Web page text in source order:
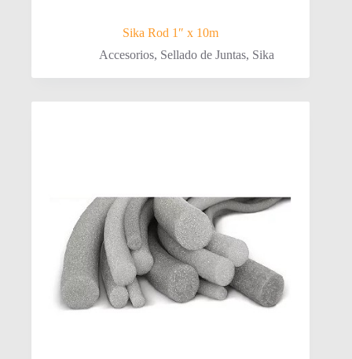
Sika Rod 1″ x 10m
Accesorios, Sellado de Juntas, Sika